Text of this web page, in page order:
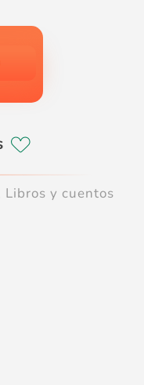
Libros y cuentos